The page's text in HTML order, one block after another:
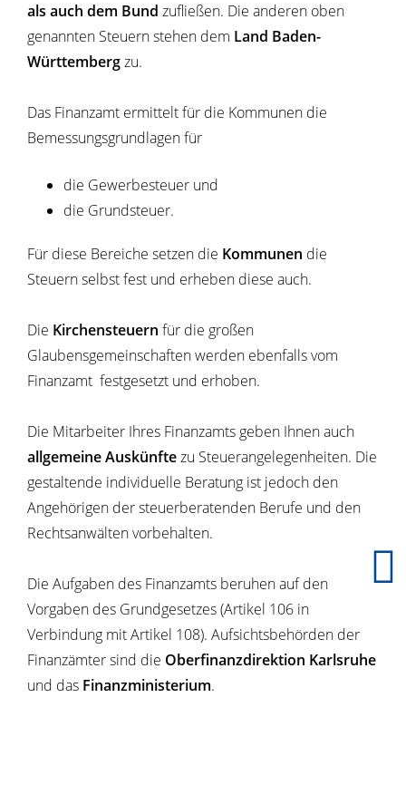
als auch dem Bund zufließen. Die anderen oben
genannten Steuern stehen dem Land Baden-
Württembergzu.
Das Finanzamt ermittelt für die Kommunen die
Bemessungsgrundlagen für
die Gewerbesteuer und
die Grundsteuer.
Für diese Bereiche setzen die Kommunen die
Steuern selbst fest und erheben diese auch.
Die Kirchensteuern für die großen
Glaubensgemeinschaften werden ebenfalls vom
Finanzamt festgesetzt und erhoben.
Die Mitarbeiter Ihres Finanzamts geben Ihnen auch
allgemeine Auskünftezu Steuerangelegenheiten. Die
gestaltende individuelle Beratung ist jedoch den
Angehörigen der steuerberatenden Berufe und den
Rechtsanwälten vorbehalten.
Die Aufgaben des Finanzamts beruhen auf den
Vorgaben des Grundgesetzes (Artikel 106 in
Verbindung mit Artikel 108). Aufsichtsbehörden der
Finanzämter sind die Oberfinanzdirektion Karlsruhe
und das Finanzministerium.